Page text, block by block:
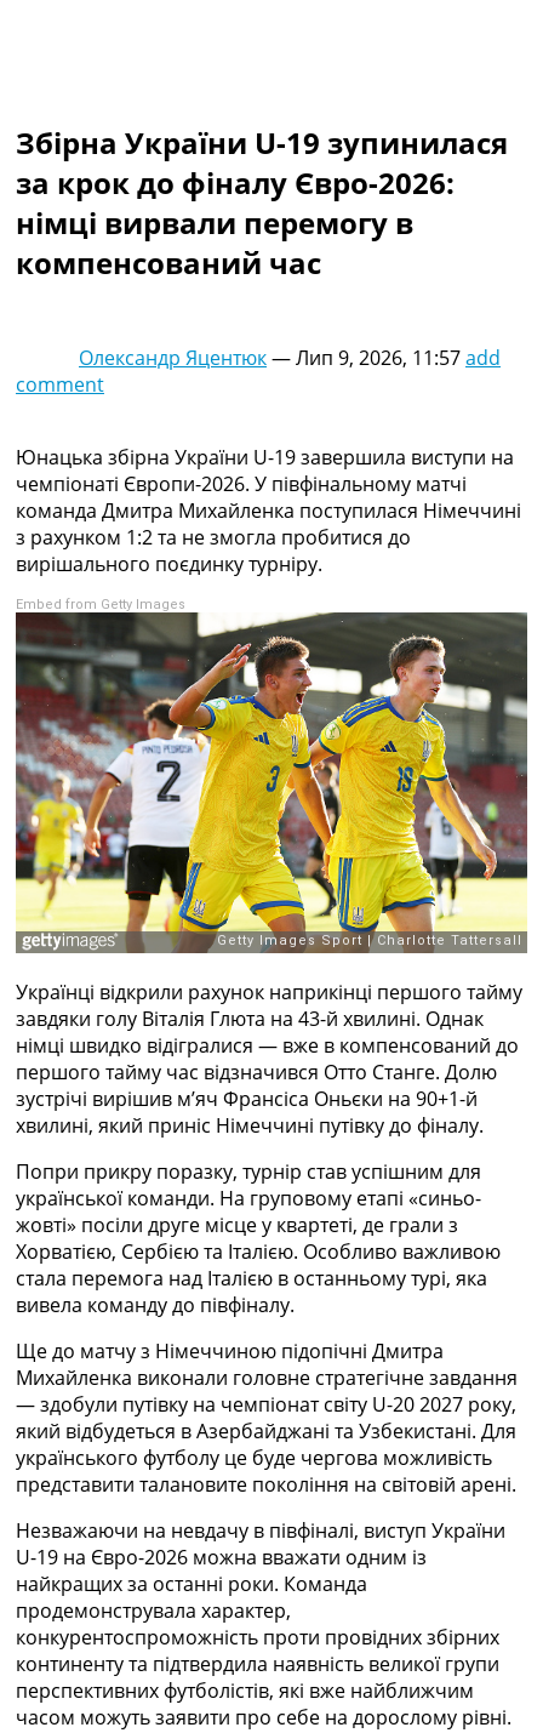
Україна. Перша Ліга
Ліга Чемпіонів
Англія. Прем’єр-Ліга
Іспанія. Ла Ліга
Ще Турніри >>>
Таблиці
Таблиця АПЛ
Всі таблиці >>>
Рейтинги
Рейтинг країн УЄФА
Рейтинг клубів УЄФА
Рейтинг ФІФА
Телепрограма
RU
UA
Categories
Головна
Новини футболу
Відео
Новини футболу України
Футбольні трансфери
Останні коментарі
Конкурс прогнозів
Логін
Правила
Колективний прогноз
Турніри
Чемпіонат Світу
Україна. Прем’єр-Ліга
Україна. Перша Ліга
Англія. Прем’єр-Ліга
Іспанія. Ла Ліга
Ще Турніри >>>
Таблиці
Чемпіонат Світу. Турнирні таблиці
Таблиця УПЛ
Перша Ліга
Таблиця АПЛ
Таблиця Ла Ліги
Таблиця Ліги Чемпіонів
Всі таблиці >>>
Рейтинги
Рейтинг клубів УЄФА
Рейтинг ФІФА
Телепрограма
Збірна України U-19 зупинилася
за крок до фіналу Євро-2026:
німці вирвали перемогу в
компенсований час
Олександр Яцентюк—Лип 9, 2026, 11:57add
comment
Юнацька збірна України U-19 завершила виступи на
чемпіонаті Європи-2026. У півфінальному матчі
команда Дмитра Михайленка поступилася Німеччині
з рахунком 1:2 та не змогла пробитися до
вирішального поєдинку турніру.
Embed from Getty Images
Українці відкрили рахунок наприкінці першого тайму
завдяки голу Віталія Глюта на 43-й хвилині. Однак
німці швидко відігралися — вже в компенсований до
першого тайму час відзначився Отто Станге. Долю
зустрічі вирішив м’яч Франсіса Оньєки на 90+1-й
хвилині, який приніс Німеччині путівку до фіналу.
Попри прикру поразку, турнір став успішним для
української команди. На груповому етапі «синьо-
жовті» посіли друге місце у квартеті, де грали з
Хорватією, Сербією та Італією. Особливо важливою
стала перемога над Італією в останньому турі, яка
вивела команду до півфіналу.
Ще до матчу з Німеччиною підопічні Дмитра
Михайленка виконали головне стратегічне завдання
— здобули путівку на чемпіонат світу U-20 2027 року,
який відбудеться в Азербайджані та Узбекистані. Для
українського футболу це буде чергова можливість
представити талановите покоління на світовій арені.
Незважаючи на невдачу в півфіналі, виступ України
U-19 на Євро-2026 можна вважати одним із
найкращих за останні роки. Команда
продемонструвала характер,
конкурентоспроможність проти провідних збірних
континенту та підтвердила наявність великої групи
перспективних футболістів, які вже найближчим
часом можуть заявити про себе на дорослому рівні.